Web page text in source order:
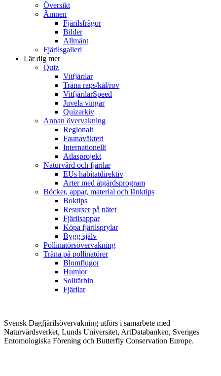
Översikt
Ämnen
Fjärilsfrågor
Bilder
Allmänt
Fjärilsgalleri
Lär dig mer
Quiz
Vitfjärilar
Träna raps/kål/rov
VitfjärilarSpeed
Juvela vingar
Quizarkiv
Annan övervakning
Regionalt
Faunaväkteri
Internationellt
Atlasprojekt
Naturvård och fjärilar
EUs habitatdirektiv
Arter med åtgärdsprogram
Böcker, appar, material och länktips
Boktips
Resurser på nätet
Fjärilsappar
Köpa fjärilsprylar
Bygg själv
Pollinatörsövervakning
Träna på pollinatörer
Blomflugor
Humlor
Solitärbin
Fjärilar
Svensk Dagfjärilsövervakning utförs i samarbete med
Naturvårdsverket, Lunds Universitet, ArtDatabanken, Sveriges
Entomologiska Förening och Butterfly Conservation Europe.